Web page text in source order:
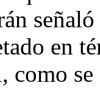
en
como se